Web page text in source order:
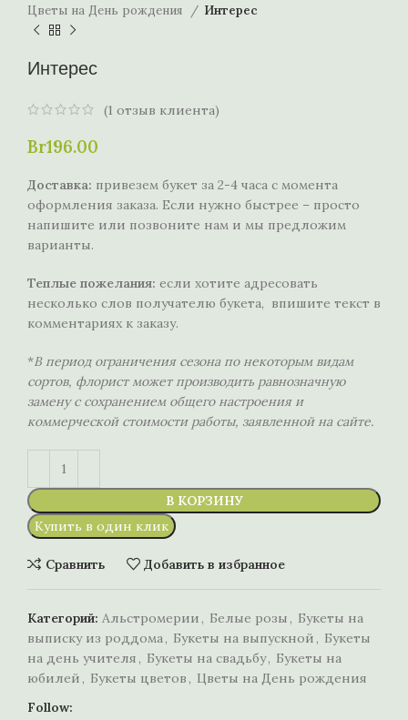
Цветы на День рождения
Интерес
Интерес
(1 отзыв клиента)
Br196.00
Доставка: привезем букет за 2-4 часа с момента
оформления заказа. Если нужно быстрее – просто
напишите или позвоните нам и мы предложим
варианты.
Теплые пожелания: если хотите адресовать
несколько слов получателю букета, впишите текст в
комментариях к заказу.
*В период ограничения сезона по некоторым видам
сортов, флорист может производить равнозначную
замену с сохранением общего настроения и
коммерческой стоимости работы, заявленной на сайте.
В КОРЗИНУ
Купить в один клик
Сравнить Добавить в избранное
Категорий: Альстромерии , Белые розы , Букеты на
выписку из роддома, Букеты на выпускной , Букеты
на день учителя , Букеты на свадьбу, Букеты на
юбилей , Букеты цветов , Цветы на День рождения
Follow: